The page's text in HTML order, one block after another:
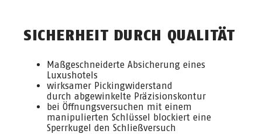
SICHERHEIT DURCH QUALITÄT
Maßgeschneiderte Absicherung eines
Luxushotels
wirksamer Pickingwiderstand
durch abgewinkelte Präzisionskontur
bei Öffnungsversuchen mit einem
manipulierten Schlüssel blockiert eine
Sperrkugel den Schließversuch